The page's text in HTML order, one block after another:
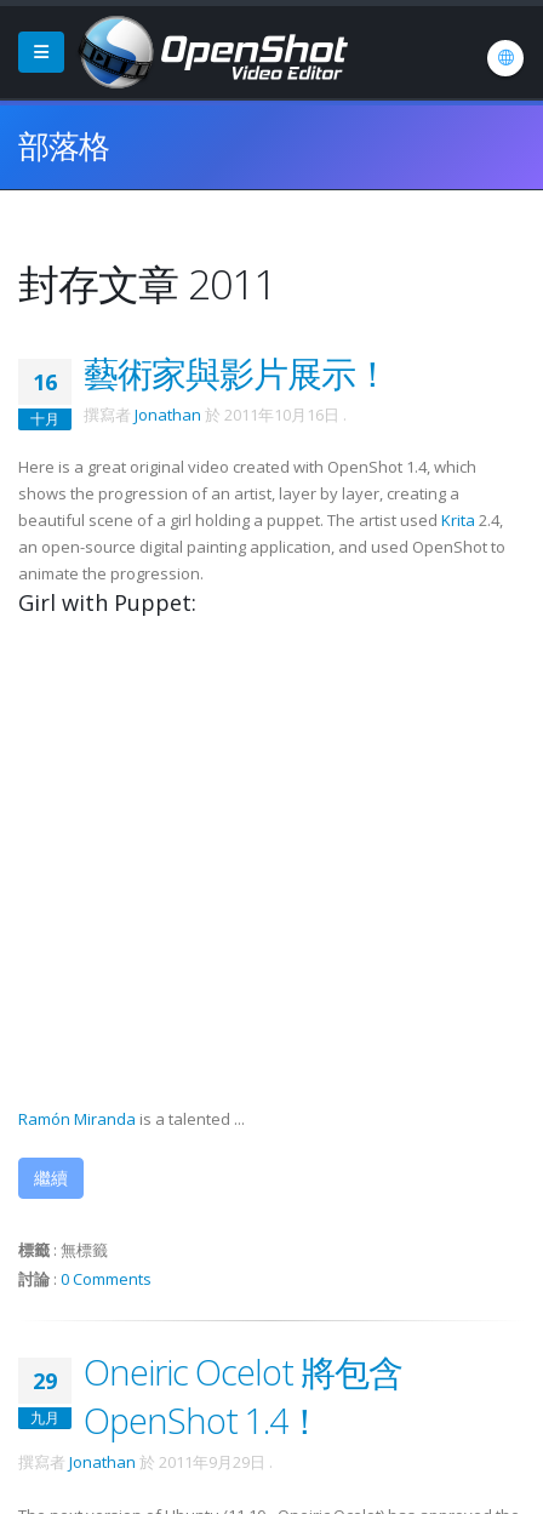
部落格
封存文章 2011
16
十月
藝術家與影片展示！
撰寫者 Jonathan 於 2011年10月16日 .
Here is a great original video created with OpenShot 1.4, which
shows the progression of an artist, layer by layer, creating a
beautiful scene of a girl holding a puppet. The artist used Krita 2.4,
an open-source digital painting application, and used OpenShot to
animate the progression.
Girl with Puppet:
Ramón Miranda is a talented ...
繼續
標籤 : 無標籤
討論 : 0 Comments
29
九月
Oneiric Ocelot 將包含
OpenShot 1.4！
撰寫者 Jonathan 於 2011年9月29日 .